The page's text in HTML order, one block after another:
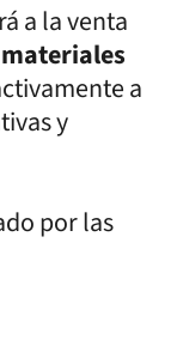
a la venta
materiales
a
y
por las